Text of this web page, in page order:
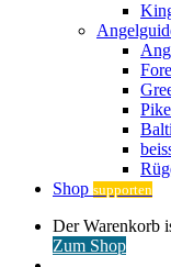
Shop supporten
Warenkorb
ansehen
Der Warenkorb
Zum Shop